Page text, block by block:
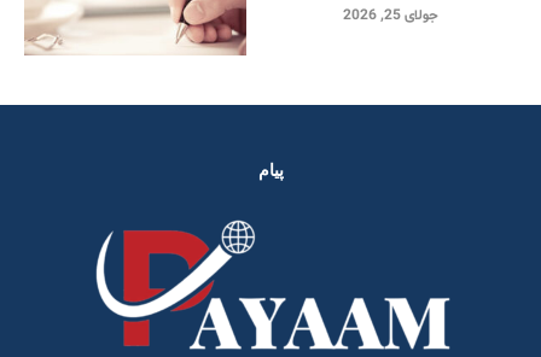
جولای 25, 2026
پیام